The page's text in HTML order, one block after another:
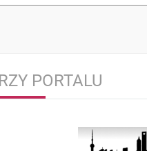
PORTALU